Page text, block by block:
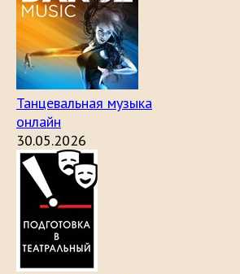
Танцевальная музыка
онлайн
30.05.2026